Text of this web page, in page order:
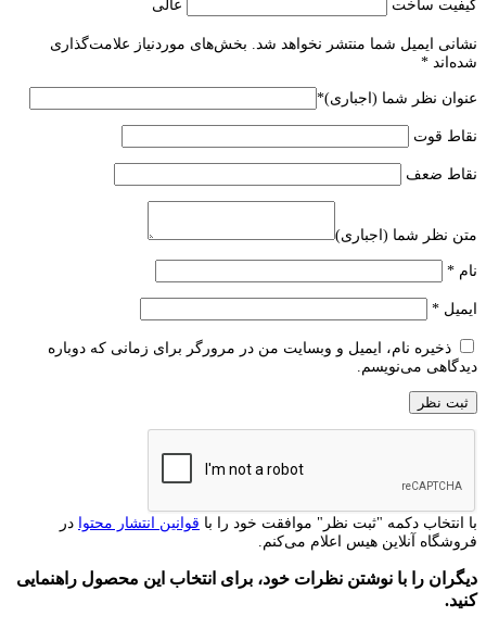
کیفیت ساخت عالی
نشانی ایمیل شما منتشر نخواهد شد.
بخش‌های موردنیاز علامت‌گذاری
شده‌اند *
عنوان نظر شما (اجباری)*
نقاط قوت
نقاط ضعف
متن نظر شما (اجباری)
نام *
ایمیل *
ذخیره نام، ایمیل و وبسایت من در مرورگر برای زمانی که دوباره
دیدگاهی می‌نویسم.
با انتخاب دکمه "ثبت نظر" موافقت خود را با قوانین انتشار محتوا در
فروشگاه آنلاین هیس اعلام می‌کنم.
دیگران را با نوشتن نظرات خود، برای انتخاب این محصول راهنمایی
کنید.